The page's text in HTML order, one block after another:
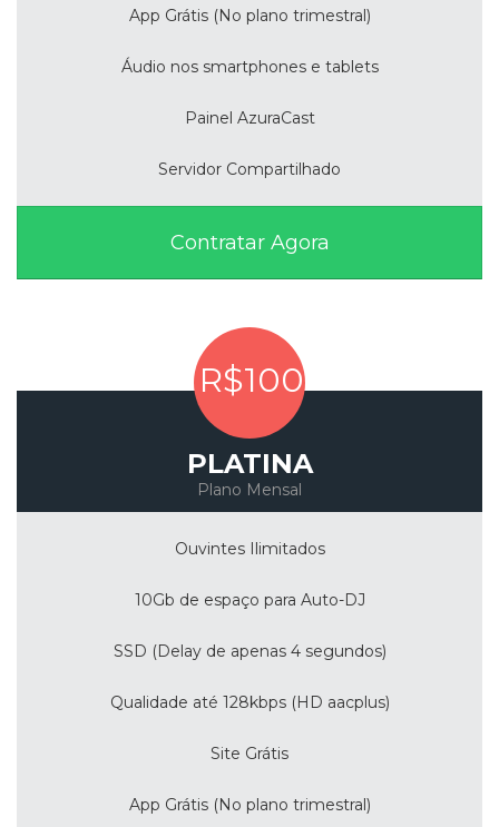
App Grátis (No plano trimestral)
Áudio nos smartphones e tablets
Painel AzuraCast
Servidor Compartilhado
Contratar Agora
R$100
PLATINA
Plano Mensal
Ouvintes Ilimitados
10Gb de espaço para Auto-DJ
SSD (Delay de apenas 4 segundos)
Qualidade até 128kbps (HD aacplus)
Site Grátis
App Grátis (No plano trimestral)